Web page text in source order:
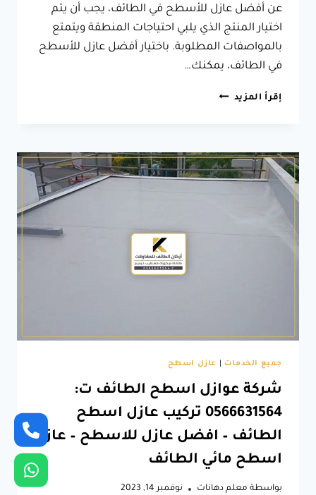
عن أفضل عازل للأسطح في الطائف، يجب أن يتم
اختيار المنتج الذي يلبي احتياجات المنطقة ويتمتع
بالمواصفات المطلوبة. باختيار أفضل عازل للأسطح
في الطائف، يمكنك…
إقرأ المزيد افضل
ت:
0566631564
عوازل
جميع الخدمات عازل اسطح
شركة عوازل اسطح الطائف ت:
0566631564 تركيب عازل اسطح
الطائف – افضل عازل للاسطح – عازل
اسطح مائي الطائف
بواسطة معلم دهانات نوفمبر 14, 2023